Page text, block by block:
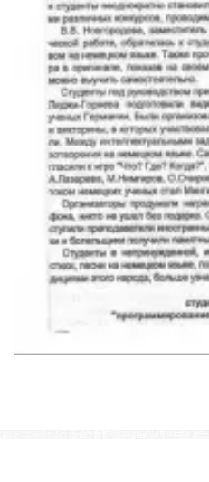
Памятка обучающимся
КФ РГУ СоцТех
Педагогические чтения
ПЦК
ДПО
Лицензия
Рабочие программы
Перечень ДПО
Музей КФ РГУ СоцТех
Материалы научно-
Наставничество
НОКО